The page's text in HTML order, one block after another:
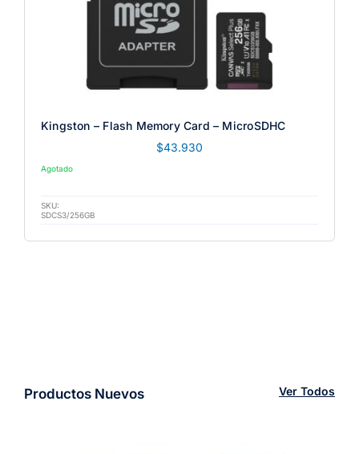
Kingston – Flash Memory Card – MicroSDHC
$43.930
Agotado
SKU:
SDCS3/256GB
Productos Nuevos Ver Todos